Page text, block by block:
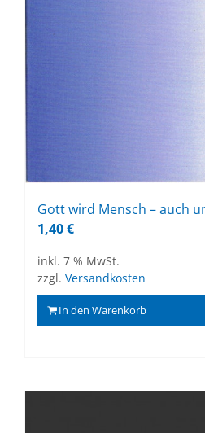
Gott wird Mensch – auch
1,40€
inkl. 7 % MwSt.
zzgl. Versandkosten
In den Warenkorb